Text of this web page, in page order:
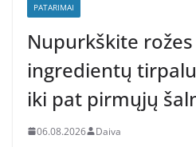
PATARIMAI
Nupurkškite
ingredientų
iki pat pirmųjų
06.08.2026 Daiva